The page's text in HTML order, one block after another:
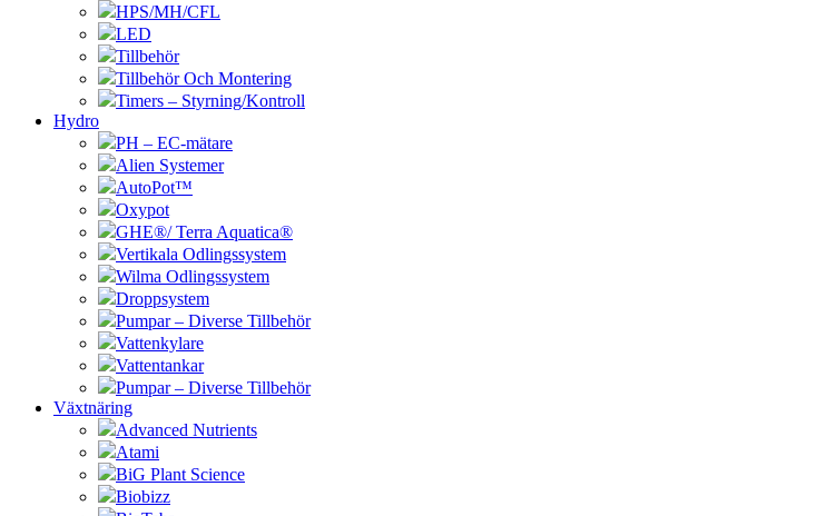
HPS/MH/CFL
LED
Tillbehör
Tillbehör Och Montering
Timers – Styrning/Kontroll
Hydro
PH – EC-mätare
Alien Systemer
AutoPot™
Oxypot
GHE®/ Terra Aquatica®
Vertikala Odlingssystem
Wilma Odlingssystem
Droppsystem
Pumpar – Diverse Tillbehör
Vattenkylare
Vattentankar
Pumpar – Diverse Tillbehör
Växtnäring
Advanced Nutrients
Atami
BiG Plant Science
Biobizz